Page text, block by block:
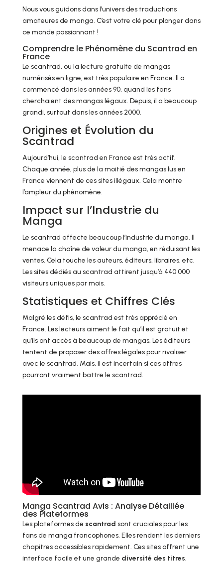
Nous vous guidons dans l’univers des traductions
amateures de manga. C’est votre clé pour plonger dans
ce monde passionnant !
Comprendre le Phénomène du Scantrad en
France
Le scantrad, ou la lecture gratuite de mangas
numérisés en ligne, est très populaire en France. Il a
commencé dans les années 90, quand les fans
cherchaient des mangas légaux. Depuis, il a beaucoup
grandi, surtout dans les années 2000.
Origines et Évolution du
Scantrad
Aujourd’hui, le scantrad en France est très actif.
Chaque année, plus de la moitié des mangas lus en
France viennent de ces sites illégaux. Cela montre
l’ampleur du phénomène.
Impact sur l’Industrie du
Manga
Le scantrad affecte beaucoup l’industrie du manga. Il
menace la chaîne de valeur du manga, en réduisant les
ventes. Cela touche les auteurs, éditeurs, libraires, etc.
Les sites dédiés au scantrad attirent jusqu’à 440 000
visiteurs uniques par mois.
Statistiques et Chiffres Clés
Malgré les défis, le scantrad est très apprécié en
France. Les lecteurs aiment le fait qu’il est gratuit et
qu’ils ont accès à beaucoup de mangas. Les éditeurs
tentent de proposer des offres légales pour rivaliser
avec le scantrad. Mais, il est incertain si ces offres
pourront vraiment battre le scantrad.
Manga Scantrad Avis : Analyse Détaillée
des Plateformes
Les plateformes de scantrad sont cruciales pour les
fans de manga francophones. Elles rendent les derniers
chapitres accessibles rapidement. Ces sites offrent une
interface facile et une grande diversité des titres.